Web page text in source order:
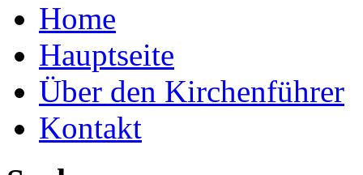
Home
Hauptseite
Über den Kirchenführer
Kontakt